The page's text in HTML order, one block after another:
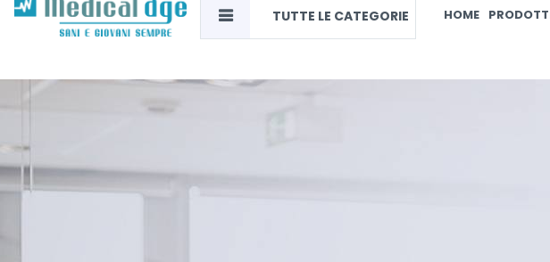
TUTTE LE CATEGORIE HOME